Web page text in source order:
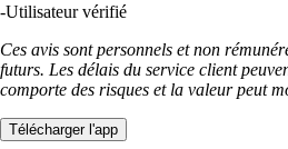
-Utilisateur vérifié
Ces avis sont personnels et non
futurs. Les délais du service client
comporte des risques et la valeur peut
Télécharger l'app